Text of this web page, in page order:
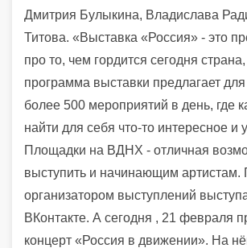
Дмитрия Булыкина, Владислава
Титова. «Выставка «Россия» - это
про то, чем гордится сегодня
программа выставки предлагает для
более 500 мероприятий в день, где
найти для себя что-то интересное и
Площадки на ВДНХ - отличная
выступить и начинающим артистам.
организатором выступлений
ВКонтакте. А сегодня , 21 февраля
концерт «Россия в движении». На